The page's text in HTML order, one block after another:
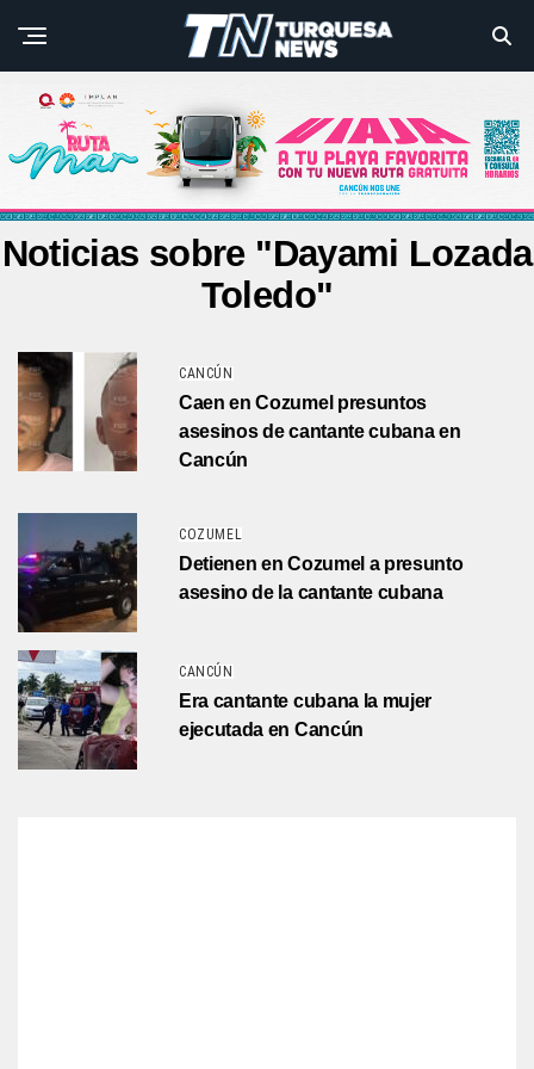
Noticias sobre "Dayami Lozada
Toledo"
CANCÚN
Caen en Cozumel presuntos
asesinos de cantante cubana en
Cancún
COZUMEL
Detienen en Cozumel a presunto
asesino de la cantante cubana
CANCÚN
Era cantante cubana la mujer
ejecutada en Cancún